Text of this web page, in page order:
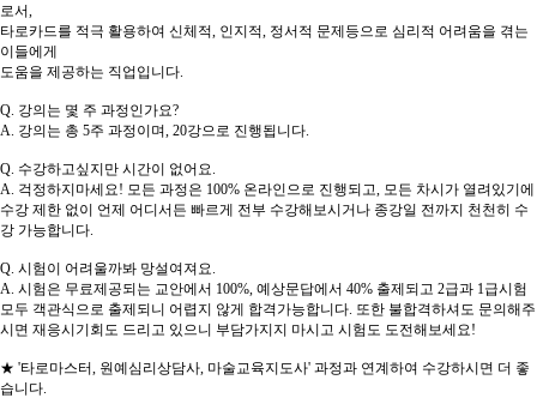
로서,
타로카드를 적극 활용하여 신체적, 인지적, 정서적 문제등으로 심리적 어려움을 겪는
이들에게
도움을 제공하는 직업입니다.
Q. 강의는 몇 주 과정인가요?
A. 강의는 총 5주 과정이며, 20강으로 진행됩니다.
Q. 수강하고싶지만 시간이 없어요.
A. 걱정하지마세요! 모든 과정은 100% 온라인으로 진행되고, 모든 차시가 열려있기에
수강 제한 없이 언제 어디서든 빠르게 전부 수강해보시거나 종강일 전까지 천천히 수
강 가능합니다.
Q. 시험이 어려울까봐 망설여져요.
A. 시험은 무료제공되는 교안에서 100%, 예상문답에서 40% 출제되고 2급과 1급시험
모두 객관식으로 출제되니 어렵지 않게 합격가능합니다. 또한 불합격하셔도 문의해주
시면 재응시기회도 드리고 있으니 부담가지지 마시고 시험도 도전해보세요!
★ '타로마스터, 원예심리상담사, 마술교육지도사' 과정과 연계하여 수강하시면 더 좋
습니다.